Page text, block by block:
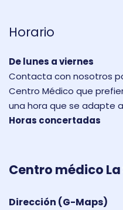
Horario
De lunes a viernes
Contacta con nosotros
Centro Médico que
una hora que se adapte
Horas concertadas
Centro médico
Dirección (G-Maps)